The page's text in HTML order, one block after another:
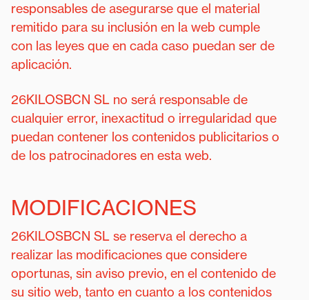
responsables de asegurarse que el material
remitido para su inclusión en la web cumple
con las leyes que en cada caso puedan ser de
aplicación.
26KILOSBCN SL no será responsable de
cualquier error, inexactitud o irregularidad que
puedan contener los contenidos publicitarios o
de los patrocinadores en esta web.
MODIFICACIONES
26KILOSBCN SL se reserva el derecho a
realizar las modificaciones que considere
oportunas, sin aviso previo, en el contenido de
su sitio web, tanto en cuanto a los contenidos